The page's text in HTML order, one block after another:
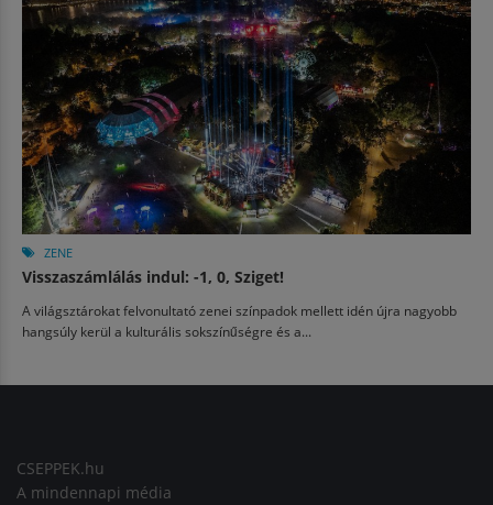
ZENE
Visszaszámlálás indul: -1, 0, Sziget!
A világsztárokat felvonultató zenei színpadok mellett idén újra nagyobb
hangsúly kerül a kulturális sokszínűségre és a...
CSEPPEK.hu
A mindennapi média